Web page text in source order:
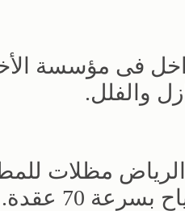
فى مؤسسة
والفلل.
الرياض مظلات
70 عقدة.